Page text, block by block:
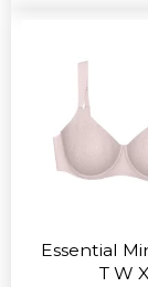
Essential
T W X